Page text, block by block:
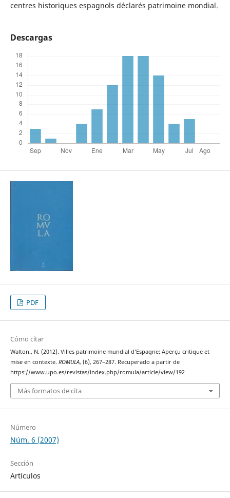
centres historiques espagnols déclarés patrimoine mondial.
Descargas
PDF
Cómo citar
Walton., N. (2012). Villes patrimoine mundial d’Espagne: Aperçu critique et
mise en contexte. ROMULA, (6), 267–287. Recuperado a partir de
https://www.upo.es/revistas/index.php/romula/article/view/192
Más formatos de cita
Número
Núm. 6 (2007)
Sección
Artículos